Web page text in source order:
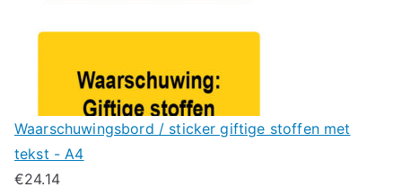
Waarschuwingsbord / sticker giftige stoffen met
tekst - A4
€24.14